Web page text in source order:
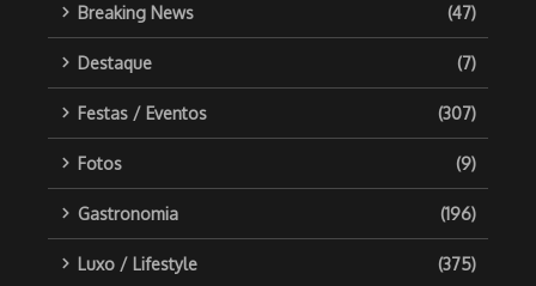
Breaking News (47)
Destaque (7)
Festas / Eventos (307)
Fotos (9)
Gastronomia (196)
Luxo / Lifestyle (375)